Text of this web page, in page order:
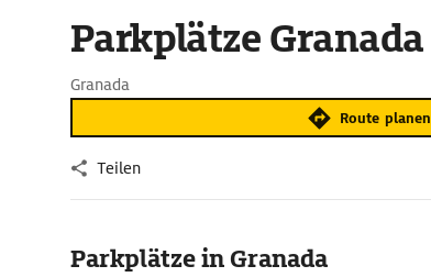
Parkplätze Granada
Granada
Route planen
Teilen
Parkplätze in Granada